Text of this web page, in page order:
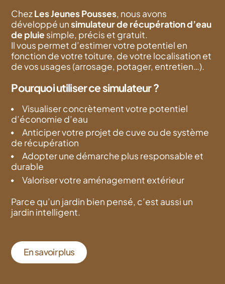
ChezLes Jeunes Pousses, nous avons
développé unsimulateur de récupération d’eau
de pluie simple, précis et gratuit.
Il vous permet d’estimer votre potentiel en
fonction de votre toiture, de votre localisation et
de vos usages (arrosage, potager, entretien…).
Pourquoi utiliser ce simulateur ?
Visualiser concrètement votre potentiel
d’économie d’eau
Anticiper votre projet de cuve ou de système
de récupération
Adopter une démarche plus responsable et
durable
Valoriser votre aménagement extérieur
Parce qu’un jardin bien pensé, c’est aussi un
jardin intelligent.
En savoir plus